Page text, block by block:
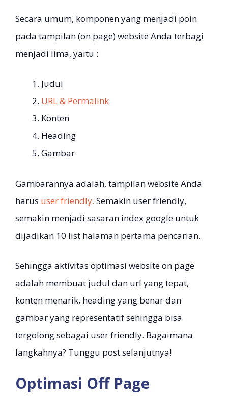
Secara umum, komponen yang menjadi poin
pada tampilan (on page) website Anda terbagi
menjadi lima, yaitu :
Judul
URL & Permalink
Konten
Heading
Gambar
Gambarannya adalah, tampilan website Anda
harus user friendly. Semakin user friendly,
semakin menjadi sasaran index google untuk
dijadikan 10 list halaman pertama pencarian.
Sehingga aktivitas optimasi website on page
adalah membuat judul dan url yang tepat,
konten menarik, heading yang benar dan
gambar yang representatif sehingga bisa
tergolong sebagai user friendly. Bagaimana
langkahnya? Tunggu post selanjutnya!
Optimasi Off Page